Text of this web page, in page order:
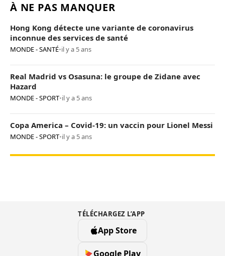
À NE PAS MANQUER
Hong Kong détecte une variante de coronavirus
inconnue des services de santé
MONDE - SANTÉ•il y a 5 ans
Real Madrid vs Osasuna: le groupe de Zidane avec
Hazard
MONDE - SPORT•il y a 5 ans
Copa America – Covid-19: un vaccin pour Lionel Messi
MONDE - SPORT•il y a 5 ans
TÉLÉCHARGEZ L’APP
App Store
Google Play